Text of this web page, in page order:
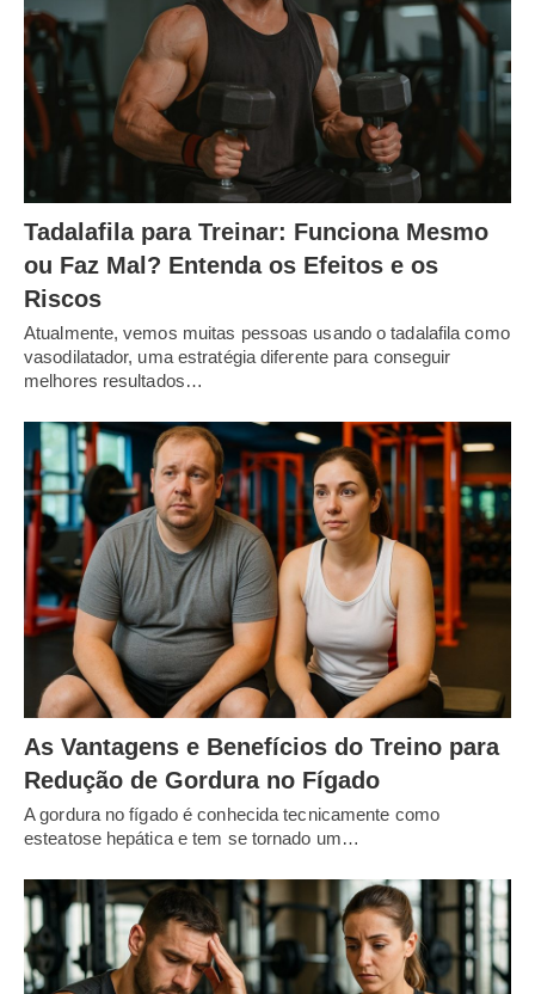
Tadalafila para Treinar: Funciona Mesmo
ou Faz Mal? Entenda os Efeitos e os
Riscos
Atualmente, vemos muitas pessoas usando o tadalafila como
vasodilatador, uma estratégia diferente para conseguir
melhores resultados…
As Vantagens e Benefícios do Treino para
Redução de Gordura no Fígado
A gordura no fígado é conhecida tecnicamente como
esteatose hepática e tem se tornado um…